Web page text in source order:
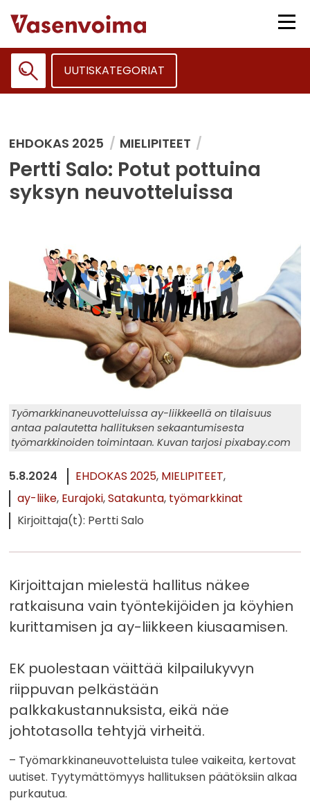
sisältöön
UUTISKATEGORIAT
EHDOKAS 2025 MIELIPITEET
Pertti Salo: Potut pottuina
syksyn neuvotteluissa
Työmarkkinaneuvotteluissa ay-liikkeellä on tilaisuus
antaa palautetta hallituksen sekaantumisesta
työmarkkinoiden toimintaan. Kuvan tarjosi pixabay.com
5.8.2024 EHDOKAS 2025 MIELIPITEET
ay-liike Eurajoki Satakunta työmarkkinat
Kirjoittaja(t): Pertti Salo
Kirjoittajan mielestä hallitus näkee
ratkaisuna vain työntekijöiden ja köyhien
kurittamisen ja ay-liikkeen kiusaamisen.
EK puolestaan väittää kilpailukyvyn
riippuvan pelkästään
palkkakustannuksista, eikä näe
johtotasolla tehtyjä virheitä.
– Työmarkkinaneuvotteluista tulee vaikeita, kertovat
uutiset. Tyytymättömyys hallituksen päätöksiin alkaa
purkautua.